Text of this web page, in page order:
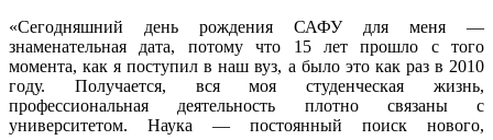
«Сегодняшний день рождения САФУ для меня —
знаменательная дата, потому что 15 лет прошло с того
момента, как я поступил в наш вуз, а было это как раз в 2010
году. Получается, вся моя студенческая жизнь,
профессиональная деятельность плотно связаны с
университетом. Наука — постоянный поиск нового,